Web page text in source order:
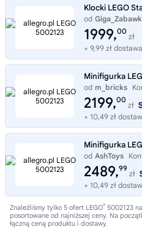
od
1999,00
zł
+ 9,99 zł dostawa
od m_bricks
2199,00
zł
+ 10,49 zł
od AshToys
2489,99
zł
+ 10,49 zł
Znaleźliśmy tylko 5 ofert LEGO® 5002123
posortowane od najniższej ceny. Na
łączną ceną produktu i dostawy.